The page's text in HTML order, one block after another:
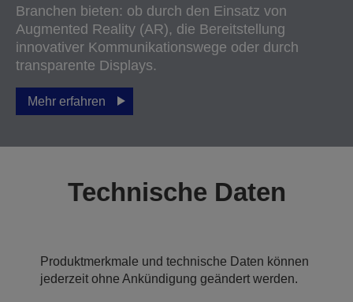
Branchen bieten: ob durch den Einsatz von
Augmented Reality (AR), die Bereitstellung
innovativer Kommunikationswege oder durch
transparente Displays.
Mehr erfahren
Technische Daten
Produktmerkmale und technische Daten können
jederzeit ohne Ankündigung geändert werden.